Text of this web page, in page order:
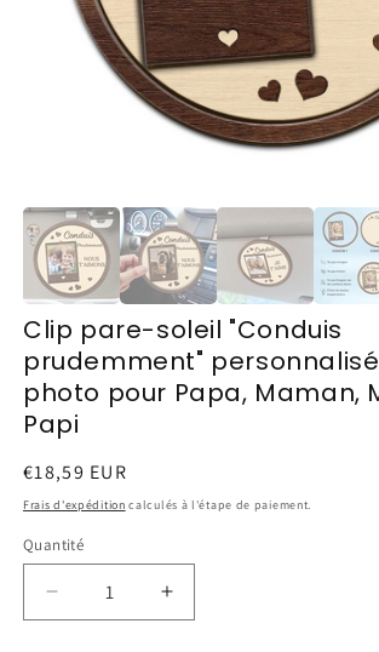
Clip pare-soleil "Conduis
prudemment"
photo pour Papa, Maman,
Papi
Prix
habituel
€18,59 EUR
Frais d'expédition calculés à l'étape de paiement.
Quantité
Réduire
la
Augmenter
la